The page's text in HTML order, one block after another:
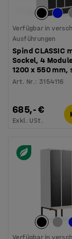
Verfügbar in
Ausführungen
Spind CLASSIC
Sockel, 4
1200 x 550 mm,
Art. Nr.:3154116
685,- €
Exkl. USt.
Verfügbar in